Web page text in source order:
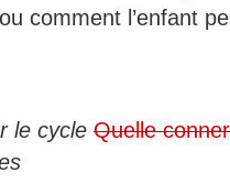
ou comment l’enfant
le cycle Quelle